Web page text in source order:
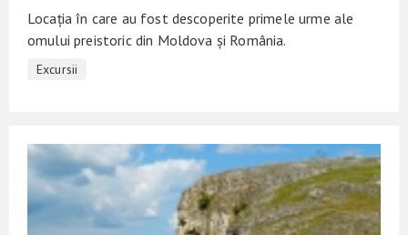
Locația în care au fost descoperite primele urme ale
omului preistoric din Moldova și România.
Excursii